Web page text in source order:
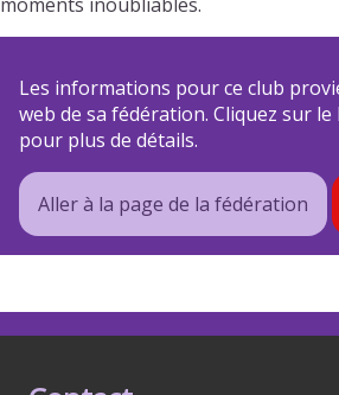
moments inoubliables.
Les informations pour ce club
web de sa fédération. Cliquez sur le
pour plus de détails.
Aller à la page de la fédération